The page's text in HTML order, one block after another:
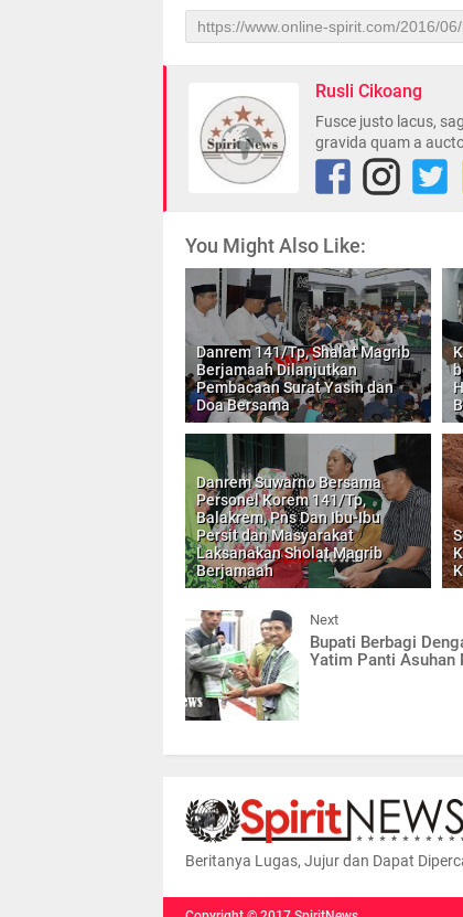
Rusli Cikoang
Fusce justo lacus,
gravida quam a
You Might Also Like:
Danrem 141/Tp, Shalat Magrib
Berjamaah Dilanjutkan
Pembacaan Surat Yasin dan
Doa Bersama
Danrem Suwarno Bersama
Personel Korem 141/Tp,
Balakrem, Pns Dan Ibu-Ibu
Persit dan Masyarakat
Laksanakan Sholat Magrib
Berjamaah
Next
Bupati Berbagi
Yatim Panti Asuhan
Beritanya Lugas, Jujur dan Dapat